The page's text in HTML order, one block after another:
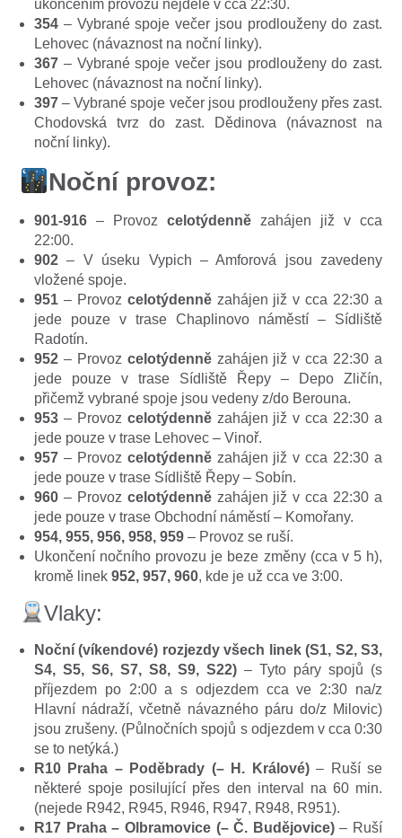
ukončením provozu nejdéle v cca 22:30.
354 – Vybrané spoje večer jsou prodlouženy do zast.
Lehovec (návaznost na noční linky).
367 – Vybrané spoje večer jsou prodlouženy do zast.
Lehovec (návaznost na noční linky).
397 – Vybrané spoje večer jsou prodlouženy přes zast.
Chodovská tvrz do zast. Dědinova (návaznost na
noční linky).
Noční provoz:
901-916 – Provoz celotýdenně zahájen již v cca
22:00.
902 – V úseku Vypich – Amforová jsou zavedeny
vložené spoje.
951 – Provoz celotýdennězahájen již v cca 22:30 a
jede pouze v trase Chaplinovo náměstí – Sídliště
Radotín.
952 – Provoz celotýdennězahájen již v cca 22:30 a
jede pouze v trase Sídliště Řepy – Depo Zličín,
přičemž vybrané spoje jsou vedeny z/do Berouna.
953 – Provoz celotýdennězahájen již v cca 22:30 a
jede pouze v trase Lehovec – Vinoř.
957 – Provoz celotýdennězahájen již v cca 22:30 a
jede pouze v trase Sídliště Řepy – Sobín.
960 – Provoz celotýdennězahájen již v cca 22:30 a
jede pouze v trase Obchodní náměstí – Komořany.
954, 955, 956, 958, 959 – Provoz se ruší.
Ukončení nočního provozu je beze změny (cca v 5 h),
kromě linek 952, 957, 960, kde je už cca ve 3:00.
Vlaky:
Noční (víkendové) rozjezdy všech linek (S1, S2, S3,
S4, S5, S6, S7, S8, S9, S22) – Tyto páry spojů (s
příjezdem po 2:00 a s odjezdem cca ve 2:30 na/z
Hlavní nádraží, včetně návazného páru do/z Milovic)
jsou zrušeny. (Půlnočních spojů s odjezdem v cca 0:30
se to netýká.)
R10 Praha – Poděbrady (– H. Králové)– Ruší se
některé spoje posilující přes den interval na 60 min.
(nejede R942, R945, R946, R947, R948, R951).
R17 Praha – Olbramovice (– Č. Budějovice)– Ruší